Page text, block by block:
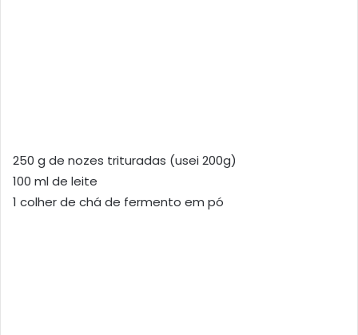
250 g de nozes trituradas (usei 200g)
100 ml de leite
1 colher de chá de fermento em pó